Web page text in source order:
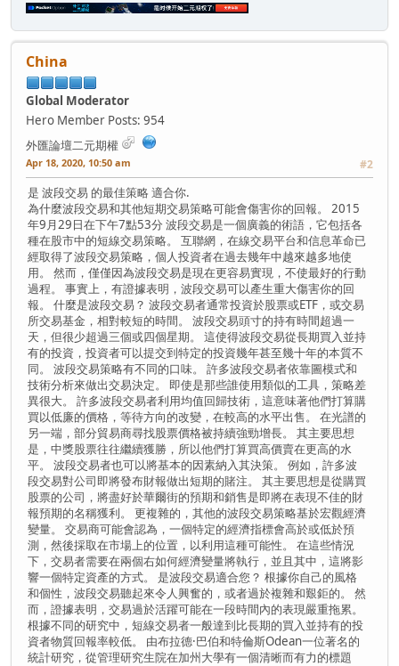
China
Global Moderator
Hero Member Posts: 954
外匯論壇二元期權
Apr 18, 2020, 10:50 am #2
是 波段交易 的最佳策略 適合你.
為什麼波段交易和其他短期交易策略可能會傷害你的回報。 2015
年9月29日在下午7點53分 波段交易是一個廣義的術語，它包括各
種在股市中的短線交易策略。 互聯網，在線交易平台和信息革命已
經取得了波段交易策略，個人投資者在過去幾年中越來越多地使
用。 然而，僅僅因為波段交易是現在更容易實現，不使最好的行動
過程。 事實上，有證據表明，波段交易可以產生重大傷害你的回
報。 什麼是波段交易？ 波段交易者通常投資於股票或ETF，或交易
所交易基金，相對較短的時間。 波段交易頭寸的持有時間超過一
天，但很少超過三個或四個星期。 這使得波段交易從長期買入並持
有的投資，投資者可以提交到特定的投資幾年甚至幾十年的本質不
同。 波段交易策略有不同的口味。 許多波段交易者依靠圖模式和
技術分析來做出交易決定。 即使是那些誰使用類似的工具，策略差
異很大。 許多波段交易者利用均值回歸技術，這意味著他們打算購
買以低廉的價格，等待方向的改變，在較高的水平出售。 在光譜的
另一端，部分貿易商尋找股票價格被持續強勁增長。 其主要思想
是，中獎股票往往繼續獲勝，所以他們打算買高價賣在更高的水
平。 波段交易者也可以將基本的因素納入其決策。 例如，許多波
段交易對公司即將發布財報做出短期的賭注。 其主要思想是從購買
股票的公司，將盡好於華爾街的預期和銷售是即將在表現不佳的財
報預期的名稱獲利。 更複雜的，其他的波段交易策略基於宏觀經濟
變量。 交易商可能會認為，一個特定的經濟指標會高於或低於預
測，然後採取在市場上的位置，以利用這種可能性。 在這些情況
下，交易者需要在兩個右如何經濟變量將執行，並且其中，這將影
響一個特定資產的方式。 是波段交易適合您？ 根據你自己的風格
和個性，波段交易聽起來令人興奮的，或者過於複雜和艱鉅的。 然
而，證據表明，交易過於活躍可能在一段時間內的表現嚴重拖累。
根據不同的研究中，短線交易者一般達到比長期的買入並持有的投
資者物質回報率較低。 由布拉德·巴伯和特倫斯Odean一位著名的
統計研究，從管理研究生院在加州大學有一個清晰而有力的標題